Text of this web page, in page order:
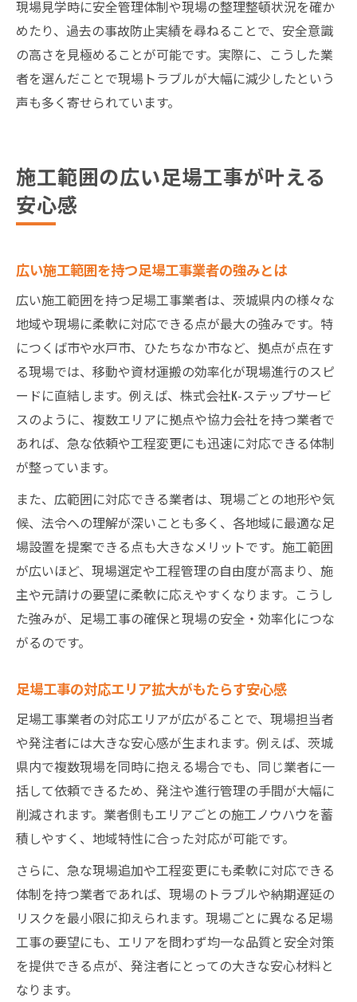
現場見学時に安全管理体制や現場の整理整頓状況を確か
めたり、過去の事故防止実績を尋ねることで、安全意識
の高さを見極めることが可能です。実際に、こうした業
者を選んだことで現場トラブルが大幅に減少したという
声も多く寄せられています。
施工範囲の広い足場工事が叶える
安心感
広い施工範囲を持つ足場工事業者の強みとは
広い施工範囲を持つ足場工事業者は、茨城県内の様々な
地域や現場に柔軟に対応できる点が最大の強みです。特
につくば市や水戸市、ひたちなか市など、拠点が点在す
る現場では、移動や資材運搬の効率化が現場進行のスピ
ードに直結します。例えば、株式会社K-ステップサービ
スのように、複数エリアに拠点や協力会社を持つ業者で
あれば、急な依頼や工程変更にも迅速に対応できる体制
が整っています。
また、広範囲に対応できる業者は、現場ごとの地形や気
候、法令への理解が深いことも多く、各地域に最適な足
場設置を提案できる点も大きなメリットです。施工範囲
が広いほど、現場選定や工程管理の自由度が高まり、施
主や元請けの要望に柔軟に応えやすくなります。こうし
た強みが、足場工事の確保と現場の安全・効率化につな
がるのです。
足場工事の対応エリア拡大がもたらす安心感
足場工事業者の対応エリアが広がることで、現場担当者
や発注者には大きな安心感が生まれます。例えば、茨城
県内で複数現場を同時に抱える場合でも、同じ業者に一
括して依頼できるため、発注や進行管理の手間が大幅に
削減されます。業者側もエリアごとの施工ノウハウを蓄
積しやすく、地域特性に合った対応が可能です。
さらに、急な現場追加や工程変更にも柔軟に対応できる
体制を持つ業者であれば、現場のトラブルや納期遅延の
リスクを最小限に抑えられます。現場ごとに異なる足場
工事の要望にも、エリアを問わず均一な品質と安全対策
を提供できる点が、発注者にとっての大きな安心材料と
なります。